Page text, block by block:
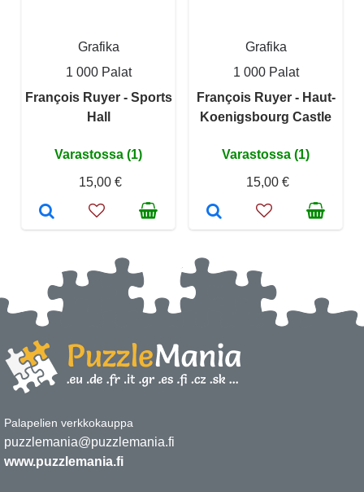
Grafika
1 000 Palat
François Ruyer - Sports
Hall
Varastossa (1)
15,00 €
Grafika
1 000 Palat
François Ruyer - Haut-
Koenigsbourg Castle
Varastossa (1)
15,00 €
Palapelien verkkokauppa
puzzlemania@puzzlemania.fi
www.puzzlemania.fi